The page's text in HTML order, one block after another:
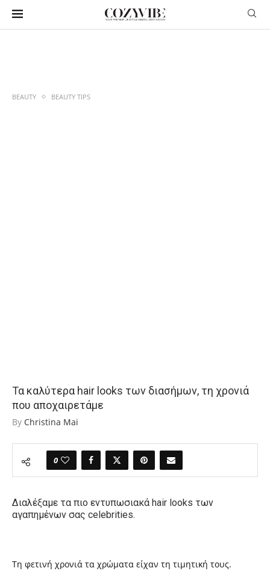
BEAUTY BEAUTY TIPS
Τα καλύτερα hair looks των διασήμων, τη χρονιά
που αποχαιρετάμε
By Christina Mai
0
Διαλέξαμε τα πιο εντυπωσιακά hair looks των
αγαπημένων σας celebrities.
Τη φετινή χρονιά τα χρώματα είχαν τη τιμητική τους.